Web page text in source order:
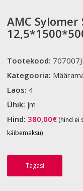
AMC
Tootekood:
Kategooria:
Laos: 4
Ühik: jm
Hind:380,00€ (hind ei
käibemaksu)
Tagasi